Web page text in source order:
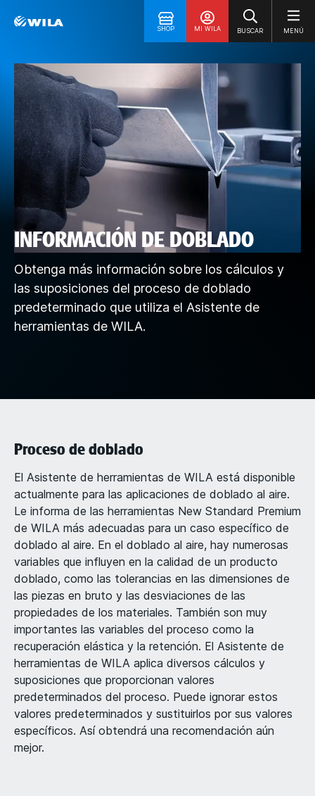
SHOP MI WILA BUSCAR MENÚ
INFORMACIÓN DE DOBLADO
Obtenga más información sobre los cálculos y
las suposiciones del proceso de doblado
predeterminado que utiliza el Asistente de
herramientas de WILA.
Proceso de doblado
El Asistente de herramientas de WILA está disponible
actualmente para las aplicaciones de doblado al aire.
Le informa de las herramientas New Standard Premium
de WILA más adecuadas para un caso específico de
doblado al aire. En el doblado al aire, hay numerosas
variables que influyen en la calidad de un producto
doblado, como las tolerancias en las dimensiones de
las piezas en bruto y las desviaciones de las
propiedades de los materiales. También son muy
importantes las variables del proceso como la
recuperación elástica y la retención. El Asistente de
herramientas de WILA aplica diversos cálculos y
suposiciones que proporcionan valores
predeterminados del proceso. Puede ignorar estos
valores predeterminados y sustituirlos por sus valores
específicos. Así obtendrá una recomendación aún
mejor.